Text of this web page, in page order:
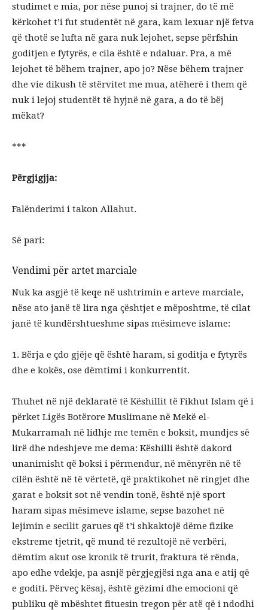
studimet e mia, por nëse punoj si trajner, do të më
kërkohet t’i fut studentët në gara, kam lexuar një fetva
që thotë se lufta në gara nuk lejohet, sepse përfshin
goditjen e fytyrës, e cila është e ndaluar. Pra, a më
lejohet të bëhem trajner, apo jo? Nëse bëhem trajner
dhe vie dikush të stërvitet me mua, atëherë i them që
nuk i lejoj studentët të hyjnë në gara, a do të bëj
mëkat?
***
Përgjigjja:
Falënderimi i takon Allahut.
Së pari:
Vendimi për artet marciale
Nuk ka asgjë të keqe në ushtrimin e arteve marciale,
nëse ato janë të lira nga çështjet e mëposhtme, të cilat
janë të kundërshtueshme sipas mësimeve islame:
1. Bërja e çdo gjëje që është haram, si goditja e fytyrës
dhe e kokës, ose dëmtimi i konkurrentit.
Thuhet në një deklaratë të Këshillit të Fikhut Islam që i
përket Ligës Botërore Muslimane në Mekë el-
Mukarramah në lidhje me temën e boksit, mundjes së
lirë dhe ndeshjeve me dema: Këshilli është dakord
unanimisht që boksi i përmendur, në mënyrën në të
cilën është në të vërtetë, që praktikohet në ringjet dhe
garat e boksit sot në vendin tonë, është një sport
haram sipas mësimeve islame, sepse bazohet në
lejimin e secilit garues që t’i shkaktojë dëme fizike
ekstreme tjetrit, që mund të rezultojë në verbëri,
dëmtim akut ose kronik të trurit, fraktura të rënda,
apo edhe vdekje, pa asnjë përgjegjësi nga ana e atij që
e goditi. Përveç kësaj, është gëzimi dhe emocioni që
publiku që mbështet fituesin tregon për atë që i ndodhi